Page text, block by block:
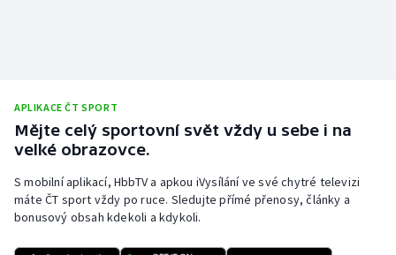
Vodní slalom
Volejbal
Ostatní
APLIKACE ČT SPORT
Mějte celý sportovní svět vždy u sebe i na
velké obrazovce.
S mobilní aplikací, HbbTV a apkou iVysílání ve své chytré televizi
máte ČT sport vždy po ruce. Sledujte přímé přenosy, články a
bonusový obsah kdekoli a kdykoli.